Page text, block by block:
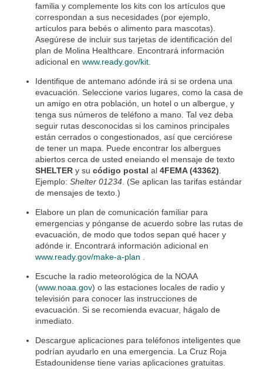
familia y complemente los kits con los artículos que
correspondan a sus necesidades (por ejemplo,
artículos para bebés o alimento para mascotas).
Asegúrese de incluir sus tarjetas de identificación del
plan de Molina Healthcare. Encontrará información
adicional en www.ready.gov/kit
Identifique de antemano adónde irá si se ordena una
evacuación. Seleccione varios lugares, como la casa de
un amigo en otra población, un hotel o un albergue, y
tenga sus números de teléfono a mano. Tal vez deba
seguir rutas desconocidas si los caminos principales
están cerrados o congestionados, así que cerciórese
de tener un mapa. Puede encontrar los albergues
abiertos cerca de usted eneiando el mensaje de texto
SHELTER y su código postal al 4FEMA (43362)
Ejemplo: Shelter 01234 . (Se aplican las tarifas estándar
de mensajes de texto.)
Elabore un plan de comunicación familiar para
emergencias y pónganse de acuerdo sobre las rutas de
evacuación, de modo que todos sepan qué hacer y
adónde ir. Encontrará información adicional en
www.ready.gov/make-a-plan
Escuche la radio meteorológica de la NOAA
(www.noaa.gov) o las estaciones locales de radio y
televisión para conocer las instrucciones de
evacuación. Si se recomienda evacuar, hágalo de
inmediato.
Descargue aplicaciones para teléfonos inteligentes que
podrían ayudarlo en una emergencia. La Cruz Roja
Estadounidense tiene varias aplicaciones gratuitas.